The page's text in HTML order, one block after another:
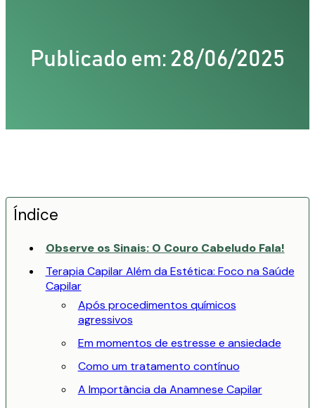
Publicado em: 28/06/2025
Índice
Observe os Sinais: O Couro Cabeludo Fala!
Terapia Capilar Além da Estética: Foco na Saúde
Capilar
Após procedimentos químicos
agressivos
Em momentos de estresse e ansiedade
Como um tratamento contínuo
A Importância da Anamnese Capilar